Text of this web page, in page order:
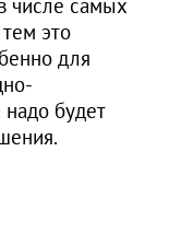
это
для
надо будет